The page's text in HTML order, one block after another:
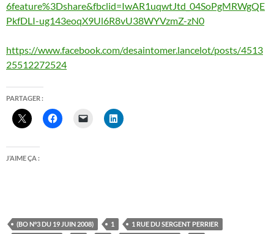
6feature%3Dshare&fbclid=IwAR1uqwtJtd_04SoPgMRWgQE
PkfDLI-ug143eoqX9Ul6R8vU38WYVzmZ-zN0
https://www.facebook.com/desaintomer.lancelot/posts/4513
25512272524
PARTAGER :
J’AIME ÇA :
(BO N°3 DU 19 JUIN 2008) 1
1 RUE DU SERGENT PERRIER